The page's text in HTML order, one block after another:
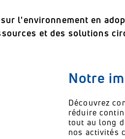
l'environnement en
et des solutions
Notre
Découvrez
réduire
tout au long
nos activités